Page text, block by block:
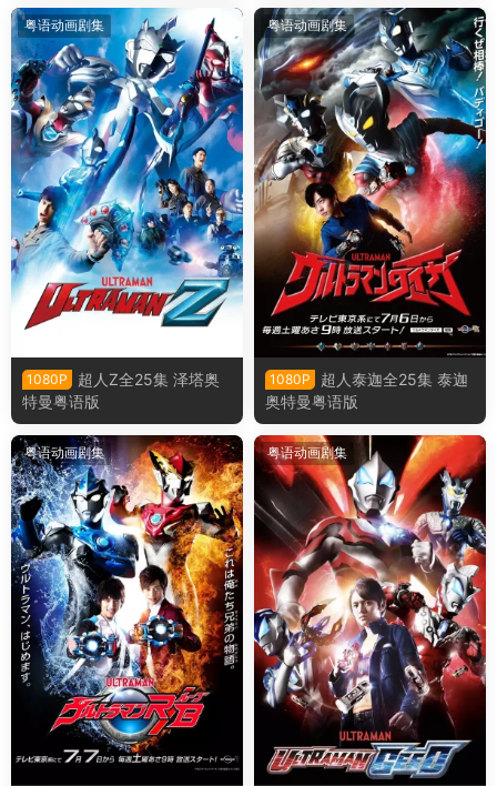
粤语动画剧集
1080P
超人Z全25集 泽塔奥
特曼粤语版
粤语动画剧集
1080P
超人泰迦全25集 泰迦
奥特曼粤语版
粤语动画剧集 粤语动画剧集